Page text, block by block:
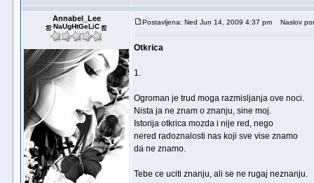
Annabel_Lee
ஐ NaUgHtGeLiC ஐ
Postavljena: Ned Jun 14, 2009 4:37 pm Naslov
Otkrica
1.
Ogroman je trud moga razmisljanja ove noci.
Nista ja ne znam o znanju, sine moj.
Istorija otkrica mozda i nije red, nego
nered radoznalosti nas koji sve vise znamo
da ne znamo.
Tebe ce uciti znanju, ali se ne rugaj neznanju.